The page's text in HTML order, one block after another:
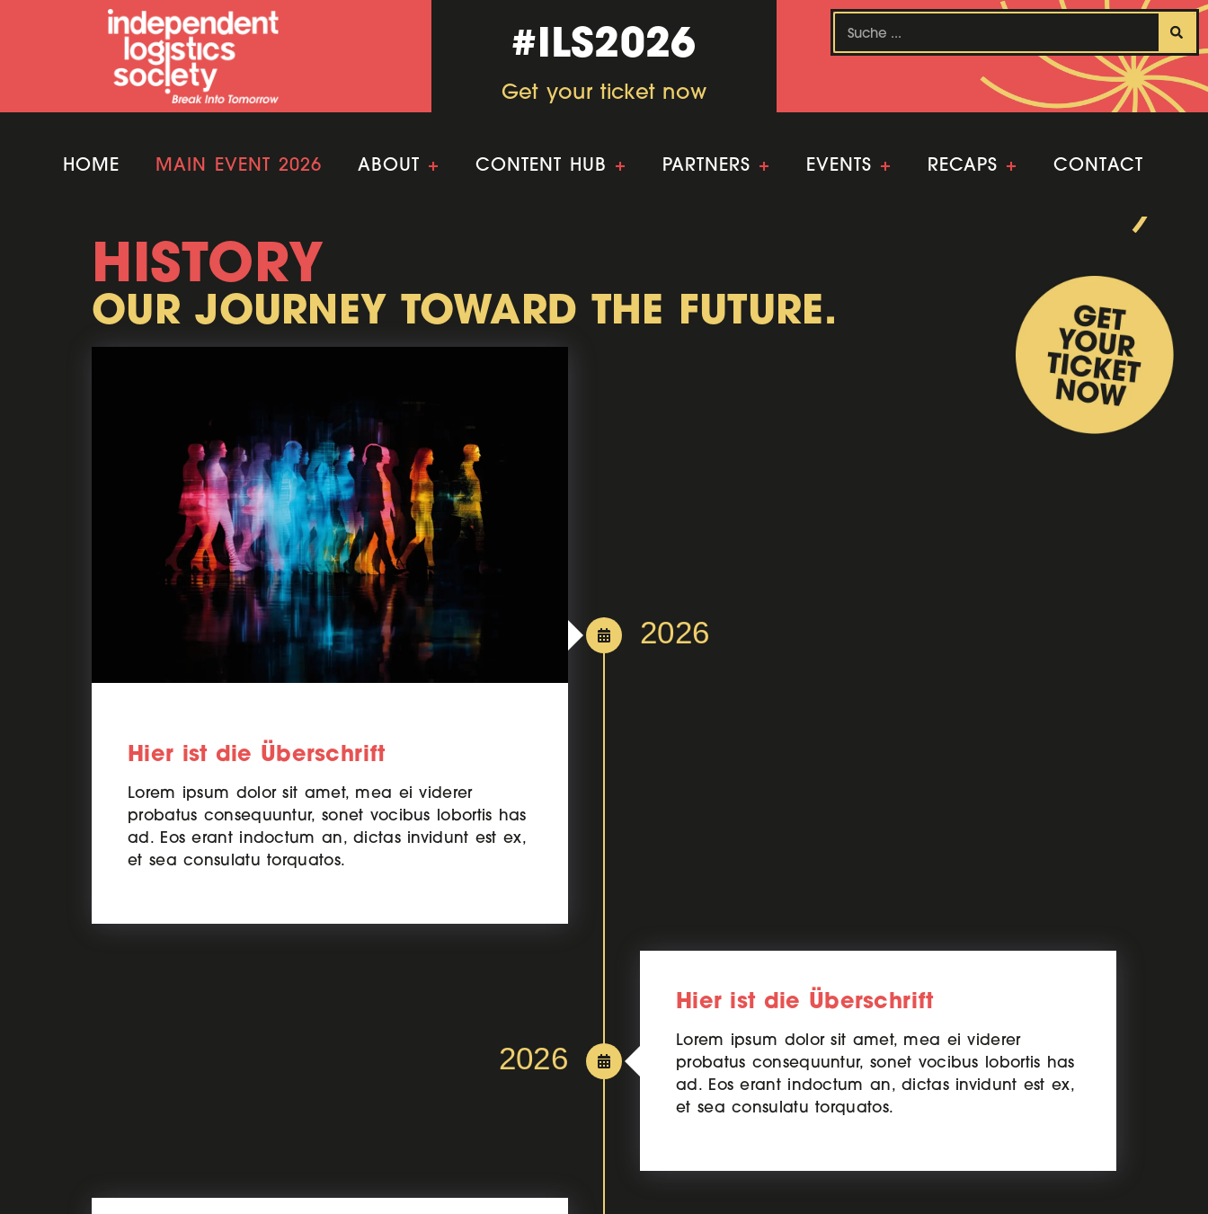
#ILS2026
Get your ticket now
#ILS2026
Get your ticket now
HOME MAIN EVENT 2026 ABOUT + CONTENT HUB + PARTNERS + EVENTS + RECAPS + CONTACT
HISTORY
OUR JOURNEY TOWARD THE FUTURE.
Hier ist die Überschrift
Lorem ipsum dolor sit amet, mea ei viderer
probatus consequuntur, sonet vocibus lobortis has
ad. Eos erant indoctum an, dictas invidunt est ex,
et sea consulatu torquatos.
2026
Hier ist die Überschrift
Lorem ipsum dolor sit amet, mea ei viderer
probatus consequuntur, sonet vocibus lobortis has
ad. Eos erant indoctum an, dictas invidunt est ex,
et sea consulatu torquatos.
2026